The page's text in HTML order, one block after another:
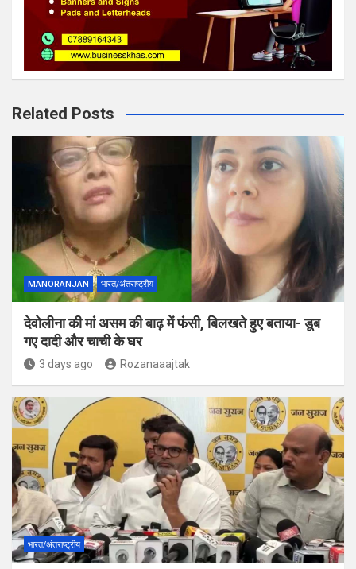
Related Posts
MANORANJAN भारत/अंतराष्ट्रीय
देवोलीना की मां असम की बाढ़ में फंसी, बिलखते हुए बताया- डूब
गए दादी और चाची के घर
3 days ago Rozanaaajtak
भारत/अंतराष्ट्रीय